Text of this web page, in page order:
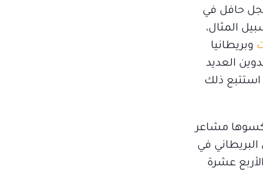
حافل في
المثال،
وبريطانيا
بتدوين العديد
استتبع ذلك
مشاعر
في
الأربع عشرة